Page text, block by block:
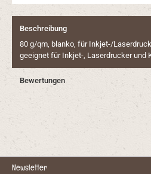
Beschreibung
80 g/qm, blanko, für Inkjet-/
geeignet für Inkjet-, Laserdrucker und
Bewertungen
Newsletter